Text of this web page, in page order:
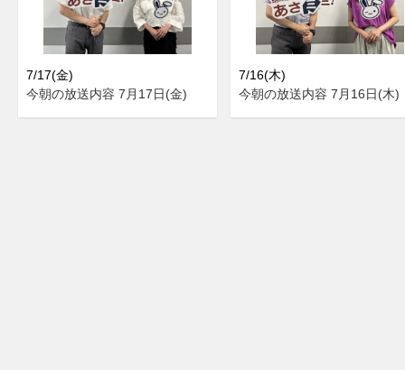
7/17(金)
今朝の放送内容 7月17日(金)
7/16(木)
今朝の放送内容 7月16日(木)